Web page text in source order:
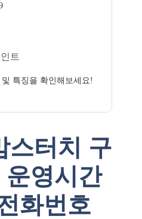
트
특징을 확인해보세요!
스터치 구
운영시간
화번호